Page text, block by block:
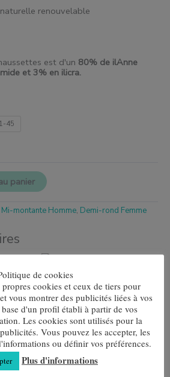
renouvelable
est d'un 80% de ilAnne
et 3% en ilicra.
45
panier
Mi-montante Homme, Demi-rond Femme
variantes.
Grenat Losange
7,80€
Choix des options
Ce
plusieurs
variantes.
Les
options
peuvent
être
choisies
de cookies
cookies et ceux de tiers pour
vous montrer des publicités liées à vos
d'un profil établi à partir de vos
Les cookies sont utilisés pour la
Vous pouvez les accepter, les
ou définir vos préférences.
Plus d'informations